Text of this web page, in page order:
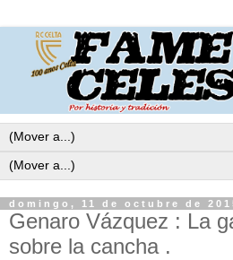
domingo, 11 de octubre de
Genaro Vázquez : La
sobre la cancha .